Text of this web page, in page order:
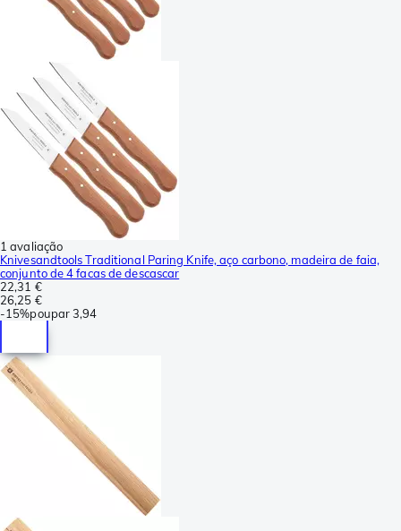
1 avaliação
Knivesandtools Traditional Paring Knife, aço carbono, madeira de faia,
conjunto de 4 facas de descascar
22,31 €
26,25 €
-15%poupar3,94